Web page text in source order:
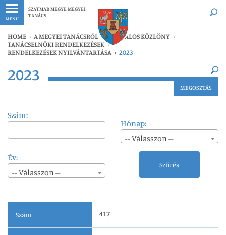
MENU
SZATMÁR MEGYE MEGYEI
TANÁCS
Legfrissebb Bármikor
HOME › A MEGYEI TANÁCSRÓL › HIVATALOS KÖZLÖNY ›
TANÁCSELNÖKI RENDELKEZÉSEK ›
RENDELKEZÉSEK NYILVÁNTARTÁSA › 2023
×
2023
MEGOSZTÁS
Szám:
Hónap:
-- Válasszon --
Év:
-- Válasszon --
Szűrés
Szám 417